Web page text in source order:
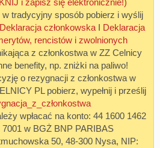
i zapisz się elektronicznie!)
tradycyjny sposób pobierz i wyślij
Deklaracja członkowska I Deklaracja
rencistów i zwolnionych
z członkostwa w ZZ Celnicy
benefity, np. zniżki na paliwo!
o rezygnacji z członkostwa w
PL pobierz, wypełnij i prześlij
wpłacać na konto: 44 1600 1462
7001 w BGŻ BNP PARIBAS
50, 48-300 Nysa, NIP: